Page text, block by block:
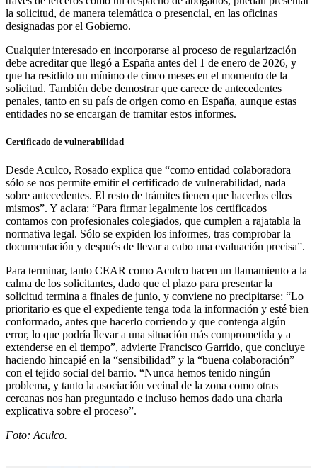
la solicitud, de manera telemática o presencial, en las oficinas
designadas por el Gobierno.
Cualquier interesado en incorporarse al proceso de regularización
debe acreditar que llegó a España antes del 1 de enero de 2026, y
que ha residido un mínimo de cinco meses en el momento de la
solicitud. También debe demostrar que carece de antecedentes
penales, tanto en su país de origen como en España, aunque estas
entidades no se encargan de tramitar estos informes.
Certificado de vulnerabilidad
Desde Aculco, Rosado explica que “como entidad colaboradora
sólo se nos permite emitir el certificado de vulnerabilidad, nada
sobre antecedentes. El resto de trámites tienen que hacerlos ellos
mismos”. Y aclara: “Para firmar legalmente los certificados
contamos con profesionales colegiados, que cumplen a rajatabla la
normativa legal. Sólo se expiden los informes, tras comprobar la
documentación y después de llevar a cabo una evaluación precisa”.
Para terminar, tanto CEAR como Aculco hacen un llamamiento a la
calma de los solicitantes, dado que el plazo para presentar la
solicitud termina a finales de junio, y conviene no precipitarse: “Lo
prioritario es que el expediente tenga toda la información y esté bien
conformado, antes que hacerlo corriendo y que contenga algún
error, lo que podría llevar a una situación más comprometida y a
extenderse en el tiempo”, advierte Francisco Garrido, que concluye
haciendo hincapié en la “sensibilidad” y la “buena colaboración”
con el tejido social del barrio. “Nunca hemos tenido ningún
problema, y tanto la asociación vecinal de la zona como otras
cercanas nos han preguntado e incluso hemos dado una charla
explicativa sobre el proceso”.
Foto: Aculco.